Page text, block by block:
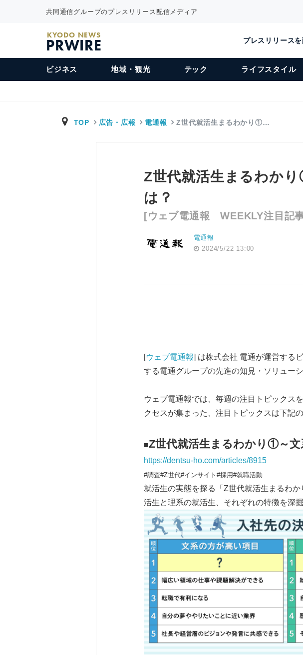
共同通信グループのプレスリリース配信メディア
KYODO NEWS
PRWIRE プレスリリース
ビジネス 地域・観光 テック ライフスタイル
TOP 広告・広報 電通報 Z世代就活生まるわかり①…
Z世代就活生まるわか
は？
[ウェブ電通報 WEEKLY注目記
電通報
2024/5/22 13:00
[ウェブ電通報] は株式会社 電通が運営する
する電通グループの先進の知見・ソリュー
ウェブ電通報では、毎週の注目トピックス
クセスが集まった、注目トピックスは下記
■Z世代就活生まるわかり①～文
https://dentsu-ho.com/articles/8915
#調査#Z世代#インサイト#採用#就職活動
就活生の実態を探る「Z世代就活生まるわ
活生と理系の就活生、それぞれの特徴を深掘